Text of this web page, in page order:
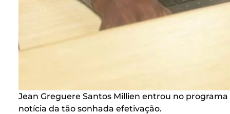
Jean Greguere Santos Millien entrou no
notícia da tão sonhada efetivação.